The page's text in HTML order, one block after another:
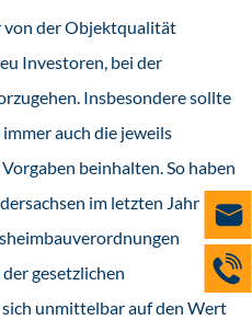
von der Objektqualität
Investoren, bei der
Insbesondere sollte
auch die jeweils
beinhalten. So haben
im letzten Jahr
gesetzlichen
unmittelbar auf den Wert